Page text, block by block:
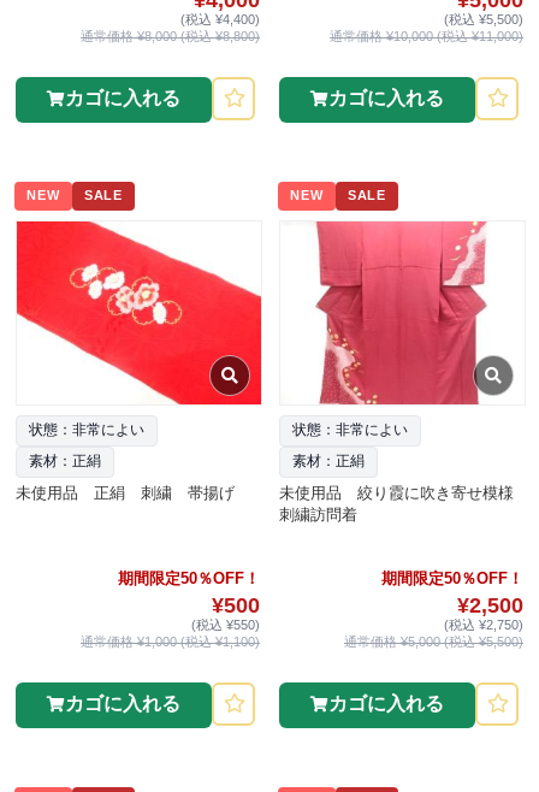
(税込 ¥4,400)
通常価格 ¥8,000 (税込 ¥8,800)
カゴに入れる
(税込 ¥5,500)
通常価格 ¥10,000 (税込 ¥11,000)
カゴに入れる
NEW SALE
状態：非常によい
素材：正絹
未使用品 正絹 刺繍 帯揚げ
期間限定50％OFF！
¥500
(税込 ¥550)
通常価格 ¥1,000 (税込 ¥1,100)
カゴに入れる
NEW SALE
状態：非常によい
素材：正絹
未使用品 絞り霞に吹き寄せ模様
刺繍訪問着
期間限定50％OFF！
¥2,500
(税込 ¥2,750)
通常価格 ¥5,000 (税込 ¥5,500)
カゴに入れる